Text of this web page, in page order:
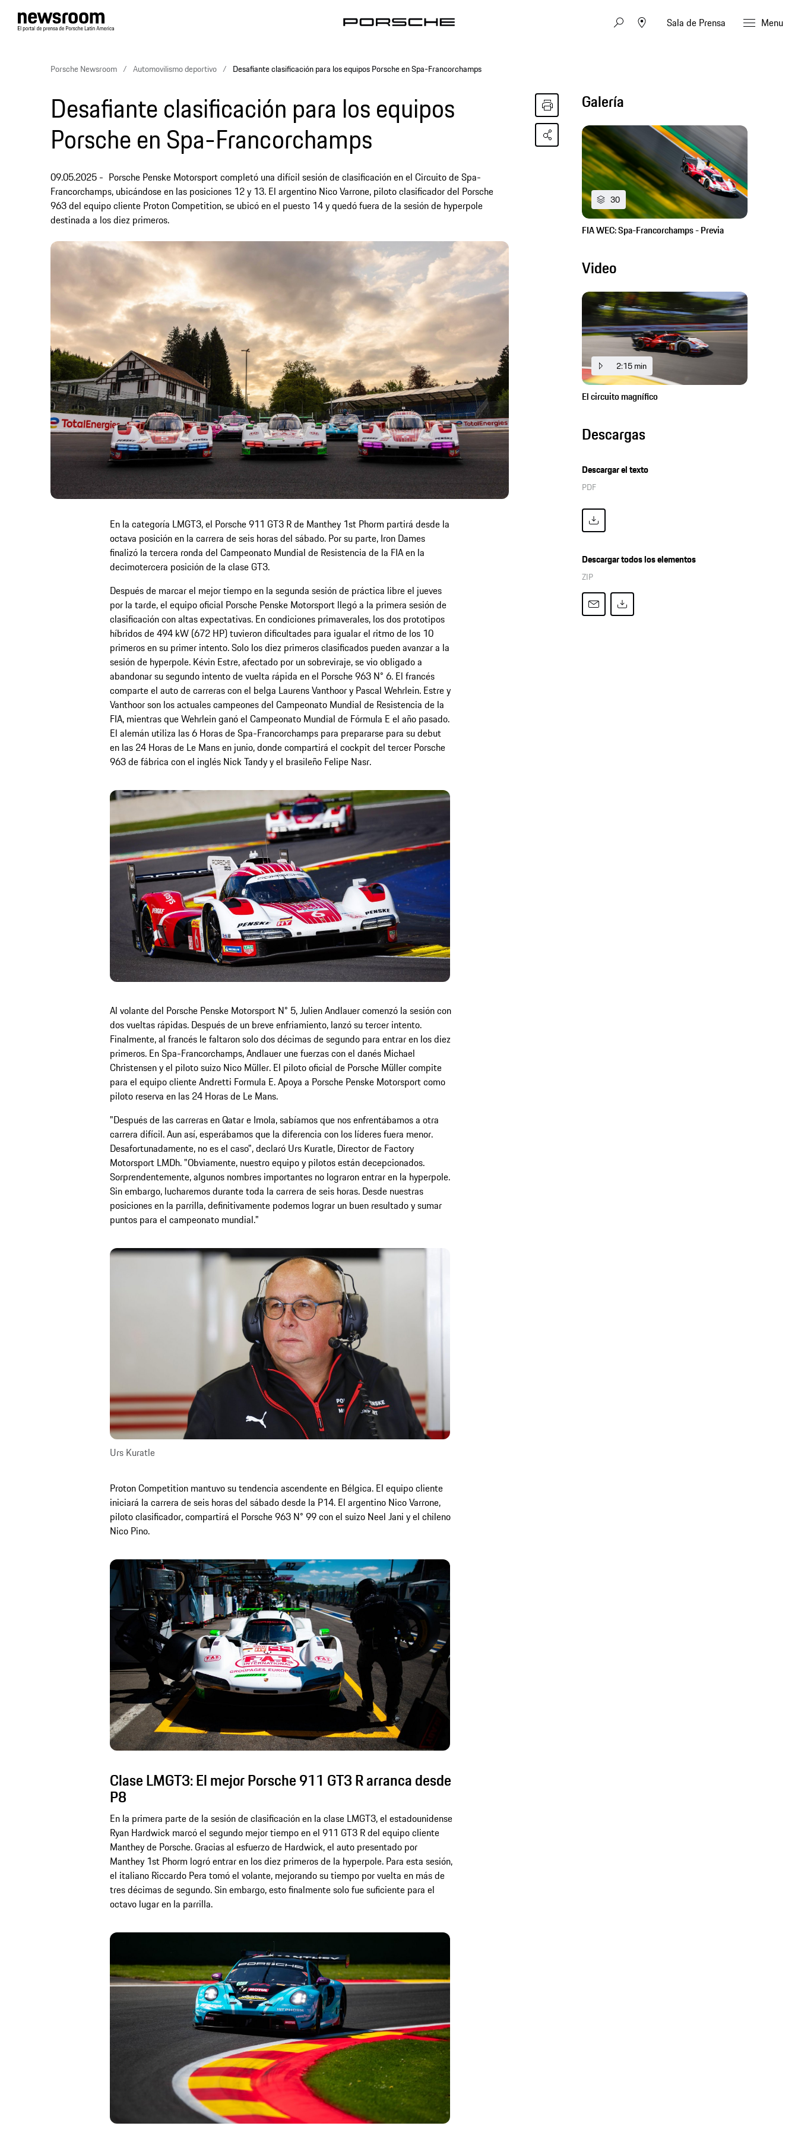
Sala de Prensa Menu
Porsche Newsroom Automovilismo deportivo Desafiante clasificación para los equipos Porsche en Spa-Francorchamps
Desafiante clasificación para los equipos
Porsche en Spa-Francorchamps
09.05.2025
Porsche Penske Motorsport completó una difícil sesión de clasificación en el Circuito de Spa-
Francorchamps, ubicándose en las posiciones 12 y 13. El argentino Nico Varrone, piloto clasificador del Porsche
963 del equipo cliente Proton Competition, se ubicó en el puesto 14 y quedó fuera de la sesión de hyperpole
destinada a los diez primeros.
En la categoría LMGT3, el Porsche 911 GT3 R de Manthey 1st Phorm partirá desde la
octava posición en la carrera de seis horas del sábado. Por su parte, Iron Dames
finalizó la tercera ronda del Campeonato Mundial de Resistencia de la FIA en la
decimotercera posición de la clase GT3.
Después de marcar el mejor tiempo en la segunda sesión de práctica libre el jueves
por la tarde, el equipo oficial Porsche Penske Motorsport llegó a la primera sesión de
clasificación con altas expectativas. En condiciones primaverales, los dos prototipos
híbridos de 494 kW (672 HP) tuvieron dificultades para igualar el ritmo de los 10
primeros en su primer intento. Solo los diez primeros clasificados pueden avanzar a la
sesión de hyperpole. Kévin Estre, afectado por un sobreviraje, se vio obligado a
abandonar su segundo intento de vuelta rápida en el Porsche 963 N° 6. El francés
comparte el auto de carreras con el belga Laurens Vanthoor y Pascal Wehrlein. Estre y
Vanthoor son los actuales campeones del Campeonato Mundial de Resistencia de la
FIA, mientras que Wehrlein ganó el Campeonato Mundial de Fórmula E el año pasado.
El alemán utiliza las 6 Horas de Spa-Francorchamps para prepararse para su debut
en las 24 Horas de Le Mans en junio, donde compartirá el cockpit del tercer Porsche
963 de fábrica con el inglés Nick Tandy y el brasileño Felipe Nasr.
Al volante del Porsche Penske Motorsport N° 5, Julien Andlauer comenzó la sesión con
dos vueltas rápidas. Después de un breve enfriamiento, lanzó su tercer intento.
Finalmente, al francés le faltaron solo dos décimas de segundo para entrar en los diez
primeros. En Spa-Francorchamps, Andlauer une fuerzas con el danés Michael
Christensen y el piloto suizo Nico Müller. El piloto oficial de Porsche Müller compite
para el equipo cliente Andretti Formula E. Apoya a Porsche Penske Motorsport como
piloto reserva en las 24 Horas de Le Mans.
"Después de las carreras en Qatar e Imola, sabíamos que nos enfrentábamos a otra
carrera difícil. Aun así, esperábamos que la diferencia con los líderes fuera menor.
Desafortunadamente, no es el caso", declaró Urs Kuratle, Director de Factory
Motorsport LMDh. "Obviamente, nuestro equipo y pilotos están decepcionados.
Sorprendentemente, algunos nombres importantes no lograron entrar en la hyperpole.
Sin embargo, lucharemos durante toda la carrera de seis horas. Desde nuestras
posiciones en la parrilla, definitivamente podemos lograr un buen resultado y sumar
puntos para el campeonato mundial."
Urs Kuratle
Proton Competition mantuvo su tendencia ascendente en Bélgica. El equipo cliente
iniciará la carrera de seis horas del sábado desde la P14. El argentino Nico Varrone,
piloto clasificador, compartirá el Porsche 963 N° 99 con el suizo Neel Jani y el chileno
Nico Pino.
Clase LMGT3: El mejor Porsche 911 GT3 R arranca desde
P8
En la primera parte de la sesión de clasificación en la clase LMGT3, el estadounidense
Ryan Hardwick marcó el segundo mejor tiempo en el 911 GT3 R del equipo cliente
Manthey de Porsche. Gracias al esfuerzo de Hardwick, el auto presentado por
Manthey 1st Phorm logró entrar en los diez primeros de la hyperpole. Para esta sesión,
el italiano Riccardo Pera tomó el volante, mejorando su tiempo por vuelta en más de
tres décimas de segundo. Sin embargo, esto finalmente solo fue suficiente para el
octavo lugar en la parrilla.
Galería
30
FIA WEC: Spa-Francorchamps - Previa
Video
2:15 min
El circuito magnífico
Descargas
Descargar el texto
PDF
Descargar todos los elementos
ZIP